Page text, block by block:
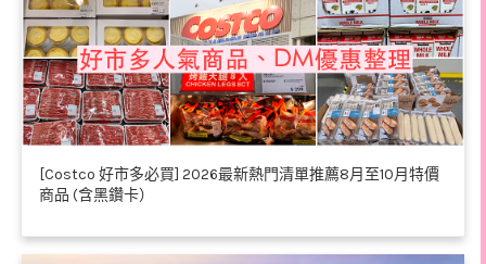
[Costco 好市多必買] 2026最新熱門清單推薦8月至10月特價
商品 (含黑鑽卡）